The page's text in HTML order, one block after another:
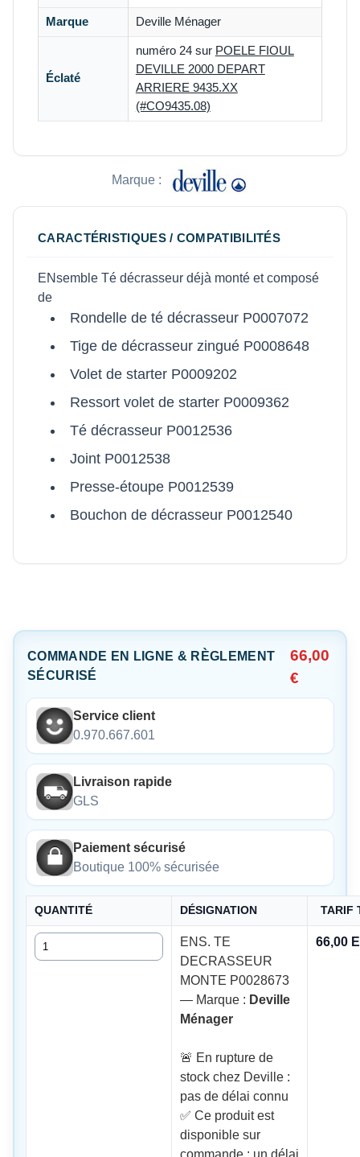
Marque Deville Ménager
Éclaté
numéro 24 sur POELE FIOUL
DEVILLE 2000 DEPART
ARRIERE 9435.XX
(#CO9435.08)
Marque :
CARACTÉRISTIQUES / COMPATIBILITÉS
ENsemble Té décrasseur déjà monté et composé
de
Rondelle de té décrasseur P0007072
Tige de décrasseur zingué P0008648
Volet de starter P0009202
Ressort volet de starter P0009362
Té décrasseur P0012536
Joint P0012538
Presse-étoupe P0012539
Bouchon de décrasseur P0012540
COMMANDE EN LIGNE & RÈGLEMENT
SÉCURISÉ
66,00
€
Service client
0.970.667.601
Livraison rapide
GLS
Paiement sécurisé
Boutique 100% sécurisée
QUANTITÉ DÉSIGNATION TARIF
Quantité
ENS. TE
DECRASSEUR
MONTE P0028673
— Marque : Deville
Ménager
🚨 En rupture de
stock chez Deville :
pas de délai connu
✅ Ce produit est
disponible sur
commande : un délai
66,00